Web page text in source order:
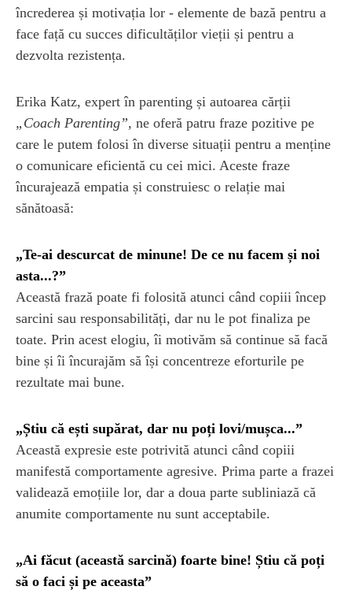
încrederea și motivația lor - elemente de bază pentru a
face față cu succes dificultăților vieții și pentru a
dezvolta rezistența.
Erika Katz, expert în parenting și autoarea cărții
„Coach Parenting”, ne oferă patru fraze pozitive pe
care le putem folosi în diverse situații pentru a menține
o comunicare eficientă cu cei mici. Aceste fraze
încurajează empatia și construiesc o relație mai
sănătoasă:
„Te-ai descurcat de minune! De ce nu facem și noi
asta...?”
Această frază poate fi folosită atunci când copiii încep
sarcini sau responsabilități, dar nu le pot finaliza pe
toate. Prin acest elogiu, îi motivăm să continue să facă
bine și îi încurajăm să își concentreze eforturile pe
rezultate mai bune.
„Știu că ești supărat, dar nu poți lovi/mușca...”
Această expresie este potrivită atunci când copiii
manifestă comportamente agresive. Prima parte a frazei
validează emoțiile lor, dar a doua parte subliniază că
anumite comportamente nu sunt acceptabile.
„Ai făcut (această sarcină) foarte bine! Știu că poți
să o faci și pe aceasta”